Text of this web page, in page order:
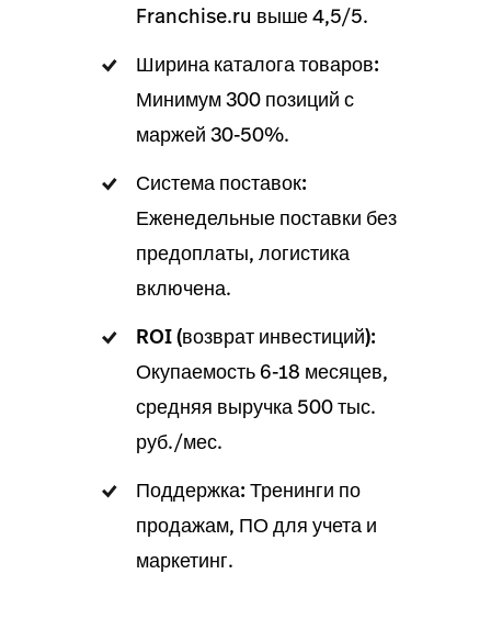
Franchise.ru выше 4,5/5.
Ширина каталога товаров:
Минимум 300 позиций с
маржей 30-50%.
Система поставок:
Еженедельные поставки без
предоплаты, логистика
включена.
ROI (возврат инвестиций):
Окупаемость 6-18 месяцев,
средняя выручка 500 тыс.
руб./мес.
Поддержка: Тренинги по
продажам, ПО для учета и
маркетинг.